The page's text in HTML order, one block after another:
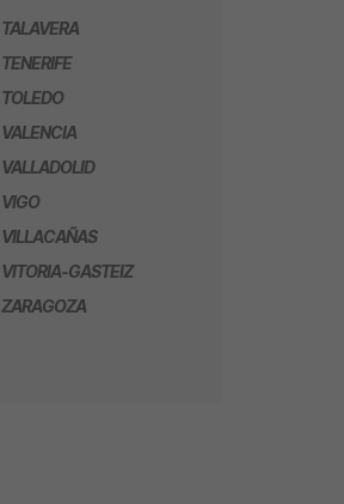
TALAVERA
TENERIFE
TOLEDO
VALENCIA
VALLADOLID
VIGO
VILLACAÑAS
VITORIA-GASTEIZ
ZARAGOZA